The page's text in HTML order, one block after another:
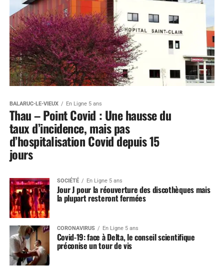
BALARUC-LE-VIEUX En Ligne 5 ans
Thau – Point Covid : Une hausse du
taux d’incidence, mais pas
d’hospitalisation Covid depuis 15
jours
SOCIÉTÉ En Ligne 5 ans
Jour J pour la réouverture des discothèques mais
la plupart resteront fermées
CORONAVIRUS En Ligne 5 ans
Covid-19: face à Delta, le conseil scientifique
préconise un tour de vis